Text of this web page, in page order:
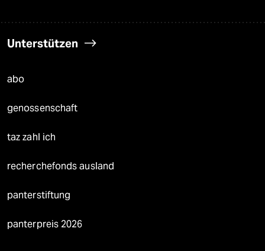
Unterstützen
abo
genossenschaft
taz zahl ich
recherchefonds ausland
panterstiftung
panterpreis 2026